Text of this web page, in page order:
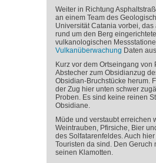
Weiter in Richtung
an einem Team des
Universität Catania vorbei, das
rund um den Berg
vulkanologischen
Vulkanüberwachung Daten
Kurz vor dem Ortseingang
Abstecher zum Obsidianzug
Obsidian-Bruchstücke herum.
der Zug hier unten schwer
Proben. Es sind keine reinen
Obsidiane.
Müde und verstaubt erreichen
Weintrauben, Pfirsiche, Bier
des Solfatarenfeldes. Auch
Touristen da sind. Den
seinen Klamotten.